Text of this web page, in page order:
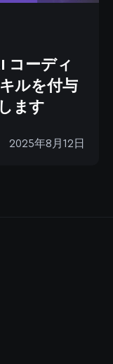
コーディ
ルを付与
ます
2025年8月12日